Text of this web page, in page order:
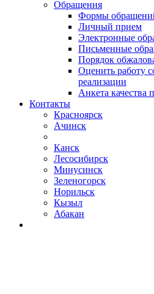
Обращения
Формы
Личный прием
Электронные
Письменные
Порядок
Оценить работу
реализации
Анкета качества
Контакты
Красноярск
Ачинск
Канск
Лесосибирск
Минусинск
Зеленогорск
Норильск
Кызыл
Абакан